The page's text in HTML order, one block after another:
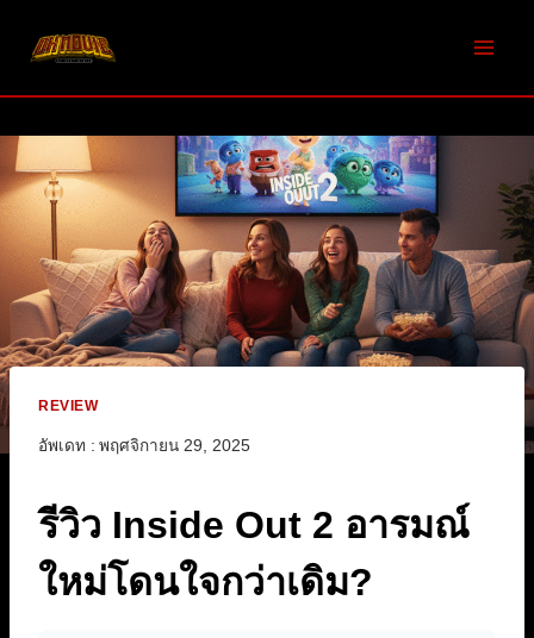
REVIEW
อัพเดท : พฤศจิกายน 29, 2025
รีวิว Inside Out 2 อารมณ์
ใหม่โดนใจกว่าเดิม?